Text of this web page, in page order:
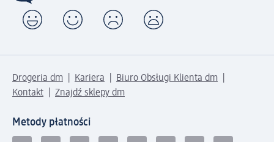
Drogeria dm Kariera
Biuro Obsługi Klienta dm
Kontakt
Znajdź sklepy dm
Metody płatności